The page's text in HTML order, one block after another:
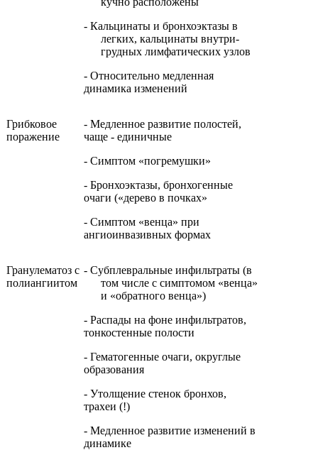
- Кальцинаты и бронхоэктазы в
легких, кальцинаты внутри­
грудных лимфатических узлов
- Относительно медленная
динамика изменений
Грибковое
пора­жение
- Медленное развитие полостей,
чаще - единичные
- Симптом «погремушки»
- Бронхоэктазы, бронхогенные
очаги («дерево в почках»
- Симптом «венца» при
ангиоинвазивных формах
Гранулематоз с
полиангиитом
- Субплевральные инфильтраты (в
том числе с симптомом «венца»
и «обратного венца»)
- Распады на фоне инфильтратов,
тонкостенные полости
- Гематогенные очаги, округлые
образования
- Утолщение стенок бронхов,
трахеи (!)
- Медленное развитие изменений в
динамике